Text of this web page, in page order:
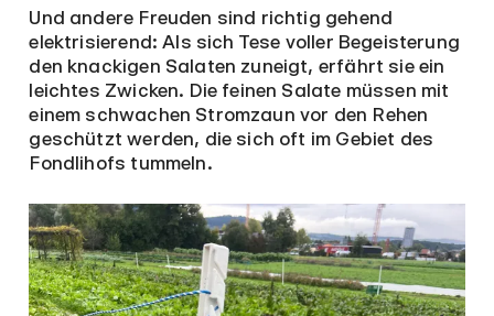
Und andere Freuden sind richtig gehend
elektrisierend: Als sich Tese voller Begeisterung
den knackigen Salaten zuneigt, erfährt sie ein
leichtes Zwicken. Die feinen Salate müssen mit
einem schwachen Stromzaun vor den Rehen
geschützt werden, die sich oft im Gebiet des
Fondlihofs tummeln.